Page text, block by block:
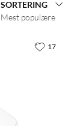
SORTERING
Mest populære
17